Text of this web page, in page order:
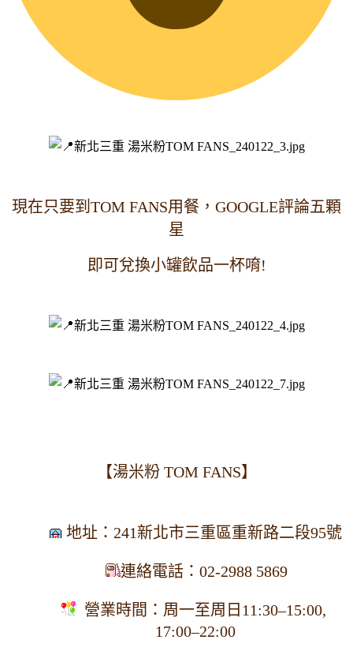
現在只要到TOM FANS用餐，GOOGLE評論五顆
星
即可兌換小罐飲品一杯唷!
【湯米粉 TOM FANS】
地址：241新北市三重區重新路二段95號
連絡電話： 02-2988 5869
營業時間：周一至周日11:30–15:00,
17:00–22:00